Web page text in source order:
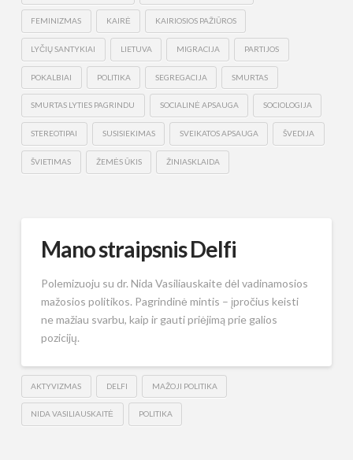
FEMINIZMAS KAIRĖ KAIRIOSIOS PAŽIŪROS
LYČIŲ SANTYKIAI LIETUVA MIGRACIJA PARTIJOS
POKALBIAI POLITIKA SEGREGACIJA SMURTAS
SMURTAS LYTIES PAGRINDU SOCIALINĖ APSAUGA SOCIOLOGIJA
STEREOTIPAI SUSISIEKIMAS SVEIKATOS APSAUGA ŠVEDIJA
ŠVIETIMAS ŽEMĖS ŪKIS ŽINIASKLAIDA
Mano straipsnis Delfi
Polemizuoju su dr. Nida Vasiliauskaite dėl vadinamosios
mažosios politikos. Pagrindinė mintis – įpročius keisti
ne mažiau svarbu, kaip ir gauti priėjimą prie galios
pozicijų.
AKTYVIZMAS DELFI MAŽOJI POLITIKA
NIDA VASILIAUSKAITĖ POLITIKA